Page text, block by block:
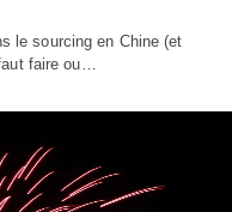
le sourcing en Chine (et
faire ou…